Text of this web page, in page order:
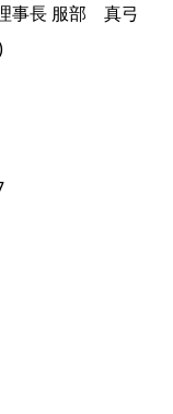
事長 服部 真弓